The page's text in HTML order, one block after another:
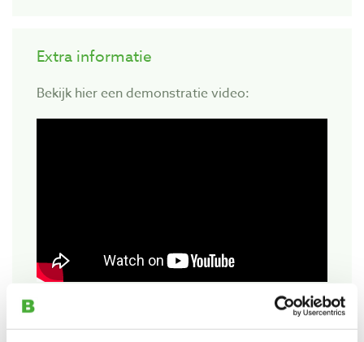
Extra informatie
Bekijk hier een demonstratie video: